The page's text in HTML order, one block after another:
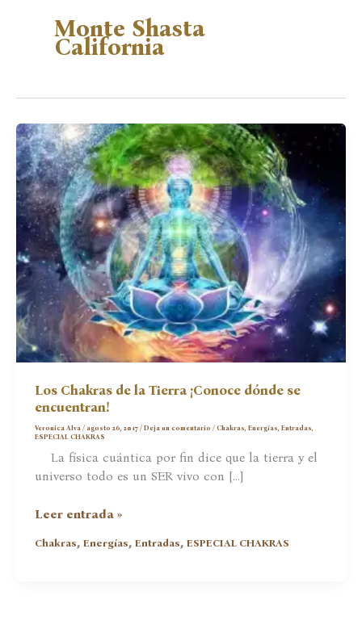
Monte Shasta
California
Los Chakras de la Tierra ¡Conoce dónde se
encuentran!
Veronica Alva/ agosto 26, 2017/Deja un comentario /Chakras ,Energías ,Entradas
ESPECIAL CHAKRAS
La física cuántica por fin dice que la tierra y el
universo todo es un SER vivo con […]
Los
de
Leer entrada »
Chakras,Energías,Entradas,ESPECIAL CHAKRAS